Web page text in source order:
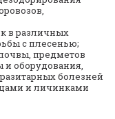
в различных
с плесенью;
предметов
оборудования,
болезней
и личинками